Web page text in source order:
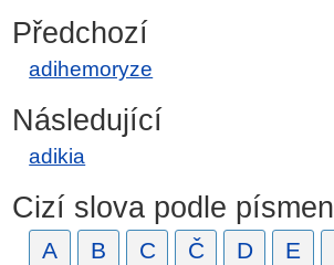
Předchozí
adihemoryze
Následující
adikia
Cizí slova podle písmen
A B C Č D E